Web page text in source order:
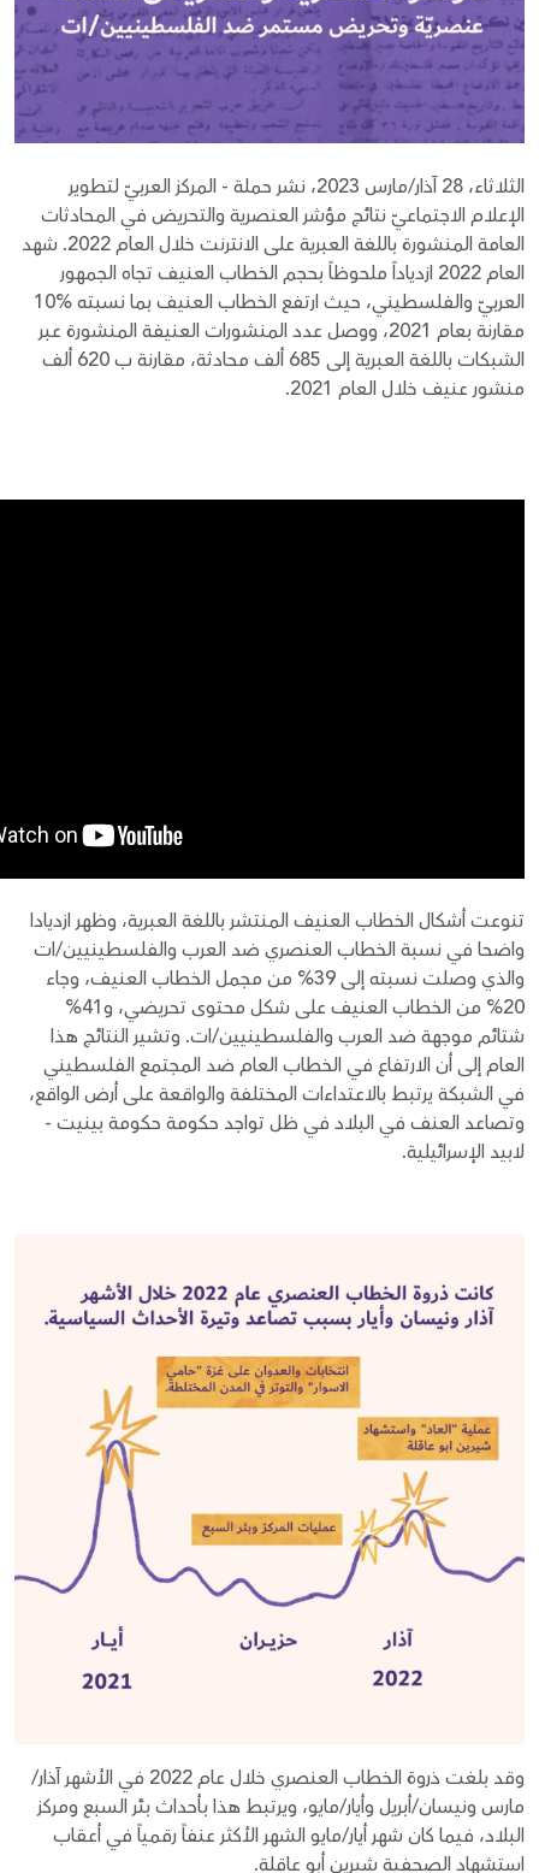
الثلاثاء، 28 آذار/مارس 2023، نشر حملة - المركز العربيّ لتطوير
الإعلام الاجتماعيّ نتائج مؤشر العنصرية والتحريض في المحادثات
العامة المنشورة باللغة العبرية على الانترنت خلال العام 2022. شهد
العام 2022 ازدياداً ملحوظاً بحجم الخطاب العنيف تجاه الجمهور
العربيّ والفلسطيني، حيث ارتفع الخطاب العنيف بما نسبته %10
مقارنة بعام 2021، ووصل عدد المنشورات العنيفة المنشورة عبر
الشبكات باللغة العبرية إلى 685 ألف محادثة، مقارنة ب 620 ألف
منشور عنيف خلال العام 2021.
تنوعت أشكال الخطاب العنيف المنتشر باللغة العبرية، وظهر ازديادا
واضحا في نسبة الخطاب العنصري ضد العرب والفلسطينيين/ات
والذي وصلت نسبته إلى 39% من مجمل الخطاب العنيف، وجاء
20% من الخطاب العنيف على شكل محتوى تحريضي، و41%
شتائم موجهة ضد العرب والفلسطينيين/ات. وتشير النتائج هذا
العام إلى أن الارتفاع في الخطاب العام ضد المجتمع الفلسطيني
في الشبكة يرتبط بالاعتداءات المختلفة والواقعة على أرض الواقع،
وتصاعد العنف في البلاد في ظل تواجد حكومة حكومة بينيت -
لابيد الإسرائيلية.
وقد بلغت ذروة الخطاب العنصري خلال عام 2022 في الأشهر آذار/
مارس ونيسان/أبريل وأيار/مايو، ويرتبط هذا بأحداث بئر السبع ومركز
البلاد، فيما كان شهر أيار/مايو الشهر الأكثر عنفاً رقمياً في أعقاب
استشهاد الصحفية شيرين أبو عاقلة.